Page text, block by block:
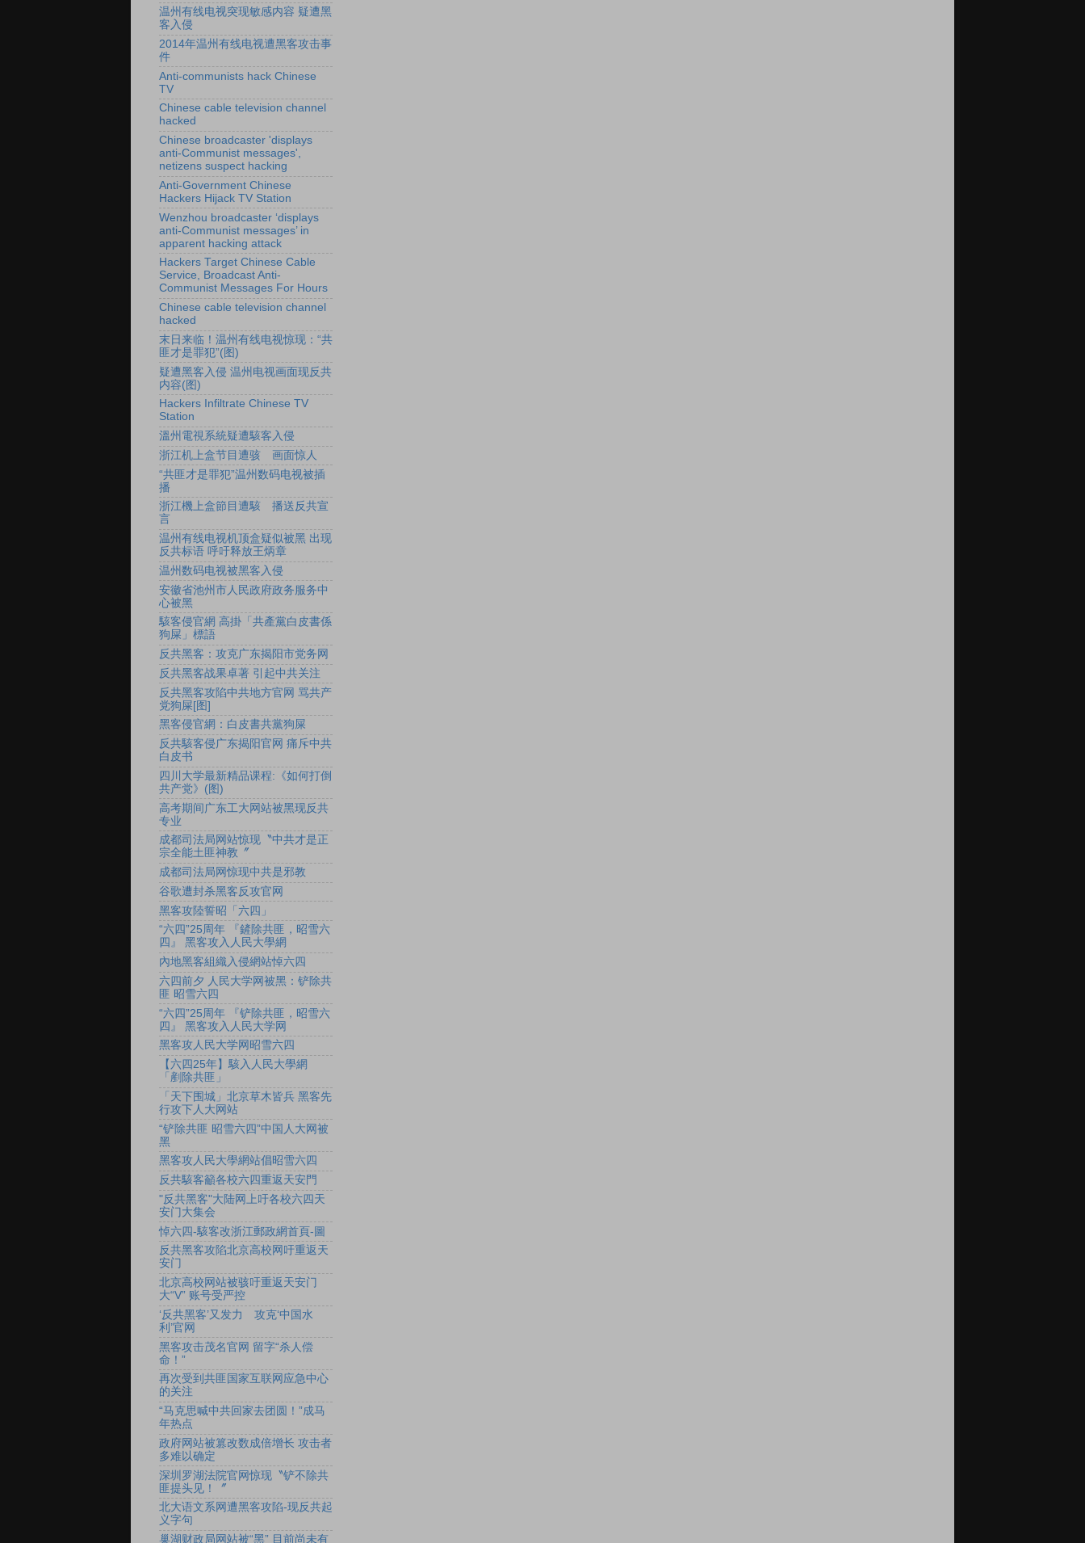
温州有线电视突现敏感内容 疑遭黑
客入侵
2014年温州有线电视遭黑客攻击事
件
Anti-communists hack Chinese
TV
Chinese cable television channel
hacked
Chinese broadcaster 'displays
anti-Communist messages',
netizens suspect hacking
Anti-Government Chinese
Hackers Hijack TV Station
Wenzhou broadcaster ‘displays
anti-Communist messages’ in
apparent hacking attack
Hackers Target Chinese Cable
Service, Broadcast Anti-
Communist Messages For Hours
Chinese cable television channel
hacked
末日来临！温州有线电视惊现：“共
匪才是罪犯”(图)
疑遭黑客入侵 温州电视画面现反共
内容(图)
Hackers Infiltrate Chinese TV
Station
溫州電視系統疑遭駭客入侵
浙江机上盒节目遭骇 画面惊人
“共匪才是罪犯”温州数码电视被插
播
浙江機上盒節目遭駭 播送反共宣
言
温州有线电视机顶盒疑似被黑 出现
反共标语 呼吁释放王炳章
温州数码电视被黑客入侵
安徽省池州市人民政府政务服务中
心被黑
駭客侵官網 高掛「共產黨白皮書係
狗屎」標語
反共黑客：攻克广东揭阳市党务网
反共黑客战果卓著 引起中共关注
反共黑客攻陷中共地方官网 骂共产
党狗屎[图]
黑客侵官網：白皮書共黨狗屎
反共駭客侵广东揭阳官网 痛斥中共
白皮书
四川大学最新精品课程:《如何打倒
共产党》(图)
高考期间广东工大网站被黑现反共
专业
成都司法局网站惊现〝中共才是正
宗全能土匪神教〞
成都司法局网惊现中共是邪教
谷歌遭封杀黑客反攻官网
黑客攻陸誓昭「六四」
“六四”25周年 『鏟除共匪，昭雪六
四』 黑客攻入人民大學網
內地黑客組織入侵網站悼六四
六四前夕 人民大学网被黑：铲除共
匪 昭雪六四
“六四”25周年 『铲除共匪，昭雪六
四』 黑客攻入人民大学网
黑客攻人民大学网昭雪六四
【六四25年】駭入人民大學網
「剷除共匪」
「天下围城」北京草木皆兵 黑客先
行攻下人大网站
“铲除共匪 昭雪六四”中国人大网被
黑
黑客攻人民大學網站倡昭雪六四
反共駭客籲各校六四重返天安門
"反共黑客"大陆网上吁各校六四天
安门大集会
悼六四-駭客改浙江郵政網首頁-圖
反共黑客攻陷北京高校网吁重返天
安门
北京高校网站被骇吁重返天安门
大“V” 账号受严控
‘反共黑客’又发力 攻克‘中国水
利’官网
黑客攻击茂名官网 留字“杀人偿
命！”
再次受到共匪国家互联网应急中心
的关注
“马克思喊中共回家去团圆！”成马
年热点
政府网站被篡改数成倍增长 攻击者
多难以确定
深圳罗湖法院官网惊现〝铲不除共
匪提头见！〞
北大语文系网遭黑客攻陷-现反共起
义字句
巢湖财政局网站被“黑” 目前尚未有